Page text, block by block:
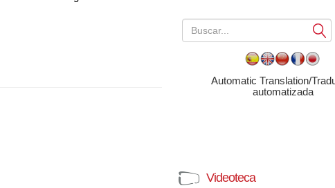
Automatic Translation/
automatizada
Videoteca